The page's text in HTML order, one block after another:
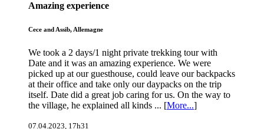
Amazing experience
Cece and Assib, Allemagne
We took a 2 days/1 night private trekking tour with
Date and it was an amazing experience. We were
picked up at our guesthouse, could leave our backpacks
at their office and take only our daypacks on the trip
itself. Date did a great job caring for us. On the way to
the village, he explained all kinds ... [More...]
07.04.2023, 17h31